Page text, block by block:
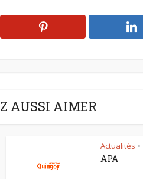
AUSSI AIMER
Actualités •
APA